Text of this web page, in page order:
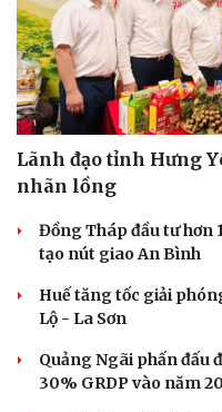
Lãnh đạo tỉnh Hưng
nhãn lồng
Đồng Tháp đầu tư hơn
tạo nút giao An Bình
Huế tăng tốc giải
Lộ - La Sơn
Quảng Ngãi phấn đấu
30% GRDP vào năm